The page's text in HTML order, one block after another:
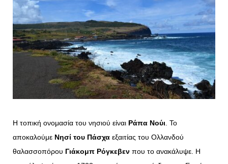
Η τοπική ονομασία του νησιού είναι Ράπα Νούι. Το
αποκαλούμε Νησί του Πάσχα εξαιτίας του Ολλανδού
θαλασσοπόρου Γιάκομπ Ρόγκεβεν που το ανακάλυψε. Η